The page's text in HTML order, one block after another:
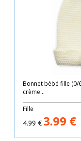
Bonnet bébé fille (0/
crème...
Fille
4.99 € 3.99 €